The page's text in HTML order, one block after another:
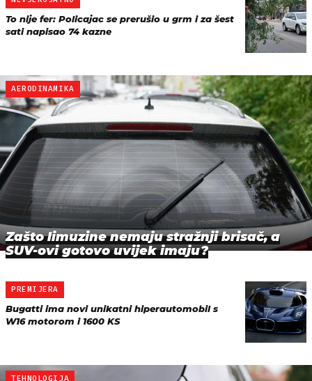
To nije fer: Policajac se prerušio u grm i za šest
sati napisao 74 kazne
AERODINAMIKA
Zašto limuzine nemaju stražnji brisač, a
SUV-ovi gotovo uvijek imaju?
PREMIJERA
Bugatti ima novi unikatni hiperautomobil s
W16 motorom i 1600 KS
TEHNOLOGIJA